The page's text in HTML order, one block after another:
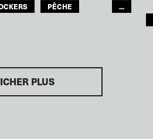
PÊCHE
ENTREPÔTS
...
PLUS